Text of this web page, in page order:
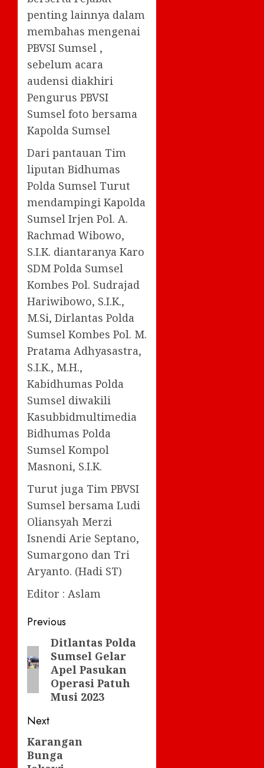
penting lainnya dalam
membahas mengenai
PBVSI Sumsel ,
sebelum acara
audensi diakhiri
Pengurus PBVSI
Sumsel foto bersama
Kapolda Sumsel
Dari pantauan Tim
liputan Bidhumas
Polda Sumsel Turut
mendampingi Kapolda
Sumsel Irjen Pol. A.
Rachmad Wibowo,
S.I.K. diantaranya Karo
SDM Polda Sumsel
Kombes Pol. Sudrajad
Hariwibowo, S.I.K.,
M.Si, Dirlantas Polda
Sumsel Kombes Pol. M.
Pratama Adhyasastra,
S.I.K., M.H.,
Kabidhumas Polda
Sumsel diwakili
Kasubbidmultimedia
Bidhumas Polda
Sumsel Kompol
Masnoni, S.I.K.
Turut juga Tim PBVSI
Sumsel bersama Ludi
Oliansyah Merzi
Isnendi Arie Septano,
Sumargono dan Tri
Aryanto. (Hadi ST)
Editor : Aslam
Post
navigation
Previous
Previous
post:
Ditlantas Polda
Sumsel Gelar
Apel Pasukan
Operasi Patuh
Musi 2023
Next
Next
post:
Karangan
Bunga